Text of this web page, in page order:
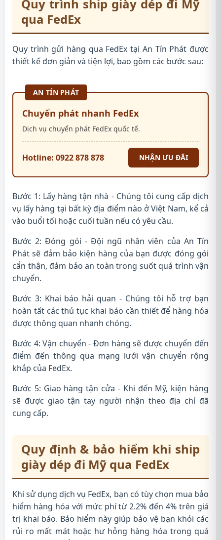
Quy trình ship giày dép đi Mỹ
qua FedEx
Quy trình gửi hàng qua FedEx tại An Tín Phát được
thiết kế đơn giản và tiện lợi, bao gồm các bước sau:
AN TÍN PHÁT
Chuyển phát nhanh FedEx
Dịch vụ chuyển phát FedEx quốc tế.
Hotline: 0922 878 878 NHẬN ƯU ĐÃI
Bước 1: Lấy hàng tận nhà - Chúng tôi cung cấp dịch
vụ lấy hàng tại bất kỳ địa điểm nào ở Việt Nam, kể cả
vào buổi tối hoặc cuối tuần nếu có yêu cầu.
Bước 2: Đóng gói - Đội ngũ nhân viên của An Tín
Phát sẽ đảm bảo kiện hàng của bạn được đóng gói
cẩn thận, đảm bảo an toàn trong suốt quá trình vận
chuyển.
Bước 3: Khai báo hải quan - Chúng tôi hỗ trợ bạn
hoàn tất các thủ tục khai báo cần thiết để hàng hóa
được thông quan nhanh chóng.
Bước 4: Vận chuyển - Đơn hàng sẽ được chuyển đến
điểm đến thông qua mạng lưới vận chuyển rộng
khắp của FedEx.
Bước 5: Giao hàng tận cửa - Khi đến Mỹ, kiện hàng
sẽ được giao tận tay người nhận theo địa chỉ đã
cung cấp.
Quy định & bảo hiểm khi ship
giày dép đi Mỹ qua FedEx
Khi sử dụng dịch vụ FedEx, bạn có tùy chọn mua bảo
hiểm hàng hóa với mức phí từ 2.2% đến 4% trên giá
trị khai báo. Bảo hiểm này giúp bảo vệ bạn khỏi các
rủi ro mất mát hoặc hư hỏng hàng hóa trong quá